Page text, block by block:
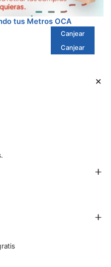
tus Metros OCA
Canjear
Canjear